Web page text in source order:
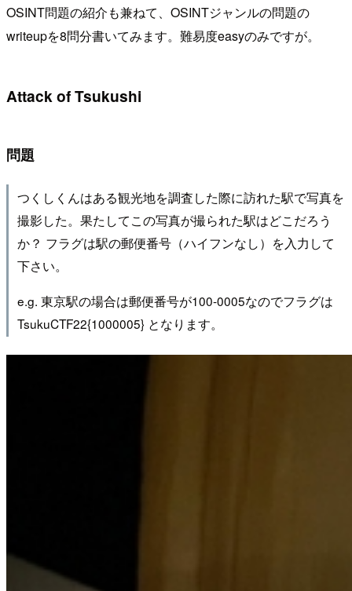
OSINT問題の紹介も兼ねて、OSINTジャンルの問題の
writeupを8問分書いてみます。難易度easyのみですが。
Attack of Tsukushi
問題
つくしくんはある観光地を調査した際に訪れた駅で写真を
撮影した。果たしてこの写真が撮られた駅はどこだろう
か？ フラグは駅の郵便番号（ハイフンなし）を入力して
下さい。
e.g. 東京駅の場合は郵便番号が100-0005なのでフラグは
TsukuCTF22{1000005} となります。